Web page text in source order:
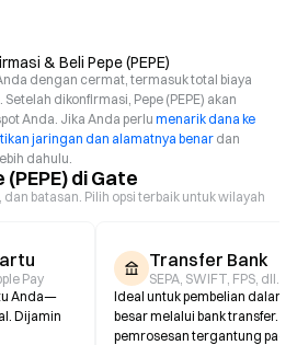
& Beli Pepe (PEPE)
dengan cermat, termasuk total biaya
dikonfirmasi, Pepe (PEPE) akan
Anda. Jika Anda perlu menarik dana ke
jaringan dan alamatnya benar dan
dahulu.
di Gate
batasan. Pilih opsi terbaik untuk wilayah
Pay
Anda—
Dijamin
Transfer Bank
SEPA, SWIFT, FPS, dll.
Ideal untuk pembelian dalam
besar melalui bank transfer.
pemrosesan tergantung pada